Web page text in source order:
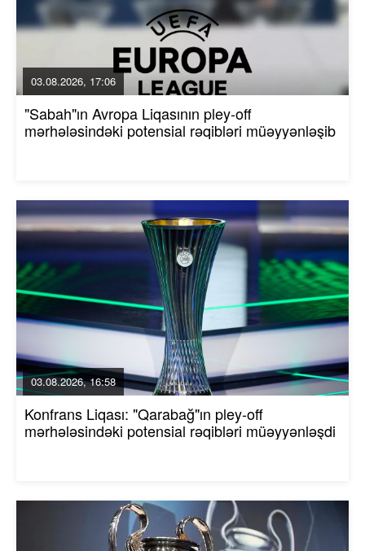
03.08.2026, 17:06
"Sabah"ın Avropa Liqasının pley-off
mərhələsindəki potensial rəqibləri müəyyənləşib
03.08.2026, 16:58
Konfrans Liqası: "Qarabağ"ın pley-off
mərhələsindəki potensial rəqibləri müəyyənləşdi